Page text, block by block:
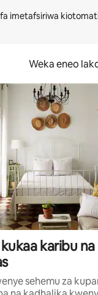
imetafsiriwa
Weka eneo
karibu
sehemu za